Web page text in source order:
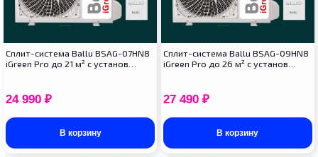
Сплит-система Ballu BSAG-07HN8
iGreen Pro до 21 м² с установ…
24 990 ₽
В корзину
Сплит-система Ballu BSAG-09HN8
iGreen Pro до 26 м² с установ…
27 490 ₽
В корзину